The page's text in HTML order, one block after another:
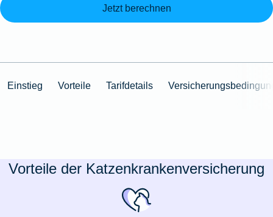
Jetzt berechnen
Einstieg Vorteile Tarifdetails
Vorteile der Katzenkrankenversicherung